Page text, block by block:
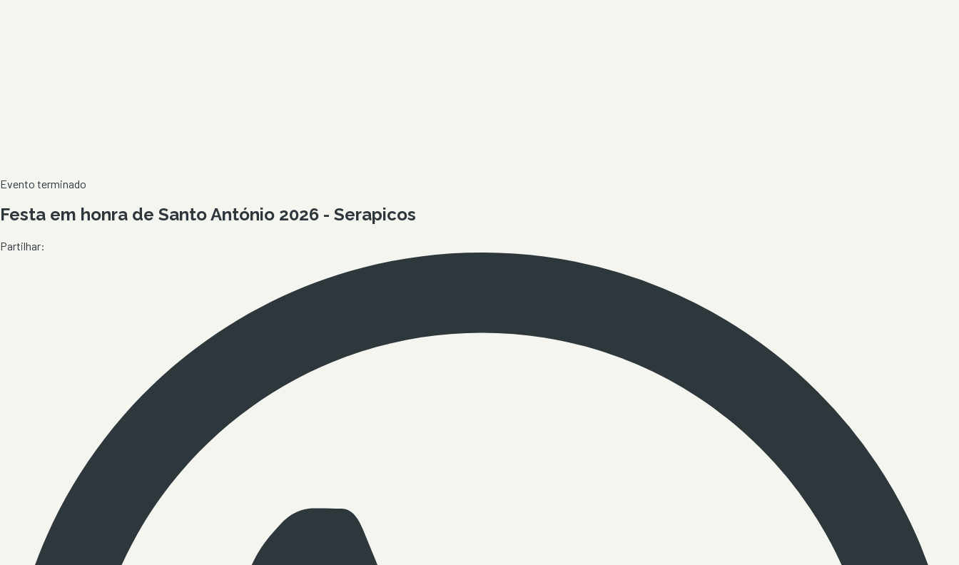
Evento terminado
Festa em honra de Santo António 2026 - Serapicos
Partilhar: